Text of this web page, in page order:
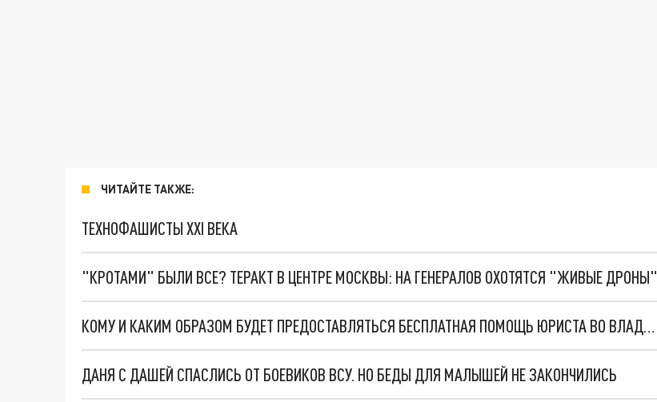
ЧИТАЙТЕ ТАКЖЕ:
ТЕХНОФАШИСТЫ XXI ВЕКА
"КРОТАМИ" БЫЛИ ВСЕ? ТЕРАКТ В ЦЕНТРЕ МОСКВЫ: НА ГЕНЕРАЛОВ ОХОТЯТСЯ "ЖИВЫЕ ДРОНЫ"
КОМУ И КАКИМ ОБРАЗОМ БУДЕТ ПРЕДОСТАВЛЯТЬСЯ БЕСПЛАТНАЯ ПОМОЩЬ ЮРИСТА ВО ВЛАДИМИРСКОЙ ОБЛАСТИ
ДАНЯ С ДАШЕЙ СПАСЛИСЬ ОТ БОЕВИКОВ ВСУ. НО БЕДЫ ДЛЯ МАЛЫШЕЙ НЕ ЗАКОНЧИЛИСЬ